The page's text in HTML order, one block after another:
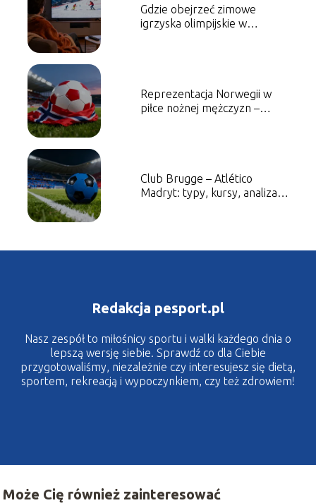
Gdzie obejrzeć zimowe
igrzyska olimpijskie w
Reprezentacja Norwegii w
piłce nożnej mężczyzn –
Club Brugge – Atlético
Madryt: typy, kursy, analiza
Redakcja pesport.pl
Nasz zespół to miłośnicy sportu i walki każdego dnia o
lepszą wersję siebie. Sprawdź co dla Ciebie
przygotowaliśmy, niezależnie czy interesujesz się dietą,
sportem, rekreacją i wypoczynkiem, czy też zdrowiem!
Może Cię również zainteresować